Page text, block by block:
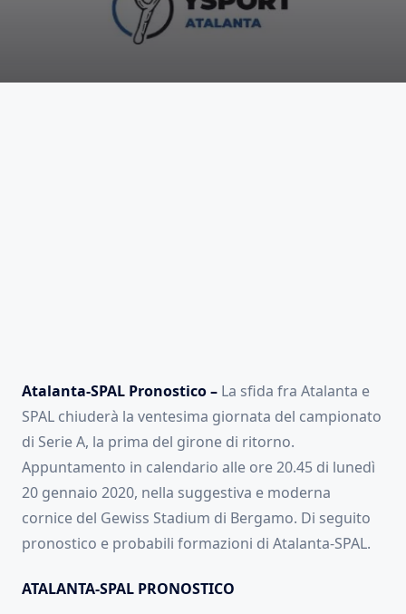
Atalanta-SPAL Pronostico – La sfida fra Atalanta e
SPAL chiuderà la ventesima giornata del campionato
di Serie A, la prima del girone di ritorno.
Appuntamento in calendario alle ore 20.45 di lunedì
20 gennaio 2020, nella suggestiva e moderna
cornice del Gewiss Stadium di Bergamo. Di seguito
pronostico e probabili formazioni di Atalanta-SPAL.
ATALANTA-SPAL PRONOSTICO